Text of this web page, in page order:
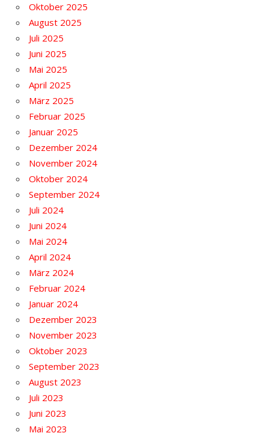
Oktober 2025
August 2025
Juli 2025
Juni 2025
Mai 2025
April 2025
März 2025
Februar 2025
Januar 2025
Dezember 2024
November 2024
Oktober 2024
September 2024
Juli 2024
Juni 2024
Mai 2024
April 2024
März 2024
Februar 2024
Januar 2024
Dezember 2023
November 2023
Oktober 2023
September 2023
August 2023
Juli 2023
Juni 2023
Mai 2023